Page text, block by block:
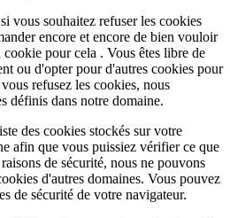
vous souhaitez refuser les cookies
encore et encore de bien vouloir
pour cela . Vous êtes libre de
ou d'opter pour d'autres cookies pour
refusez les cookies, nous
définis dans notre domaine.
des cookies stockés sur votre
afin que vous puissiez vérifier ce que
de sécurité, nous ne pouvons
d'autres domaines. Vous pouvez
de sécurité de votre navigateur.